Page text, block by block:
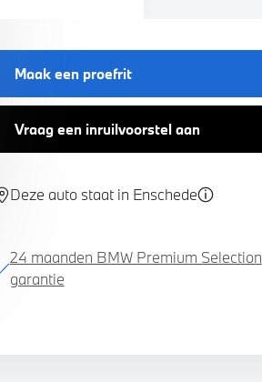
Maak een proefrit
Vraag een inruilvoorstel aan
Deze auto staat in Enschede
24 maanden BMW Premium Selection
garantie